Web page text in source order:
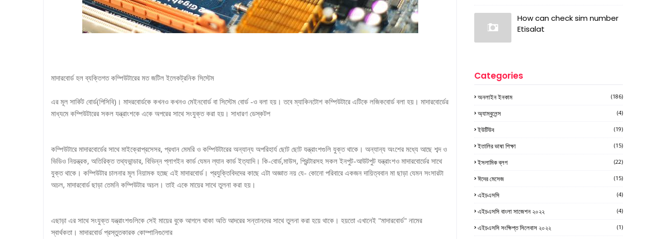
মাদারবোর্ড হল ব্যক্তিগত কম্পিউটারের মত জটিল ইলেকট্রনিক সিস্টেম
এর মূল সার্কিট বোর্ড(পিসিবি)। মাদরবোর্ডকে কখনও কখনও মেইনবোর্ড বা সিস্টেম বোর্ড -ও বলা হয়। তবে ম্যাকিনটোশ কম্পিউটারে এটিকে লজিকবোর্ড বলা হয়। মাদারবোর্ডের
মাধ্যমে কম্পিউটারের সকল যন্ত্রাংশকে একে অপরের সাথে সংযুক্ত করা হয়। সাধারণ ডেস্কটপ
কম্পিউটারে মাদারবোর্ডের সাথে মাইক্রোপ্রসেসর, প্রধান মেমরি ও কম্পিউটারের অন্যান্য অপরিহার্য ছোট ছোট যন্ত্রাংশগুলি যুক্ত থাকে। অন্যান্য অংশের মধ্যে আছে শব্দ ও
ভিডিও নিয়ন্ত্রক, অতিরিক্ত তথ্যভান্ডার, বিভিন্ন প্লাগইন কার্ড যেমন ল্যান কার্ড ইত্যাদি। কি-বোর্ড,মাউস, প্রিন্টারসহ সকল ইনপুট-আউটপুট যন্ত্রাংশও মাদারবোর্ডের সাথে
যুক্ত থাকে। কম্পিউটার চালনার মূল নিয়ামক হচ্ছে এই মাদারবোর্ড। প্রযুক্তিবিদদের কাছে এটা অজ্ঞাত নয় যে- কোনো পরিবারে একজন দায়িত্ববান মা ছাড়া যেমন সংসারটা
অচল, মাদারবোর্ড ছাড়া তেমনি কম্পিউটার অচল। তাই একে মায়ের সাথে তুলনা করা হয়।
এছাড়া এর সাথে সংযুক্ত যন্ত্রাংশগুলিকে সেই মায়ের বুকে আগলে থাকা অতি আদরের সন্তানদের সাথে তুলনা করা হয়ে থাকে। হয়তো এখানেই "মাদারবোর্ড" নামের
স্বার্থকতা। মাদারবোর্ড প্রস্তুতকারক কোম্পানিগুলোর
How can check sim number
Etisalat
Categories
অনলাইন ইনকাম (186)
অ্যাম্বুলেন্স (4)
ইউটিউব (19)
ইতালির ভাষা শিক্ষা (15)
ইসলামিক ব্লগ (22)
ঈদের মেসেজ (15)
এইচএসসি (4)
এইচএসসি বাংলা সাজেশন ২০২২ (4)
এইচএসসি সংক্ষিপ্ত সিলেবাস ২০২২ (1)